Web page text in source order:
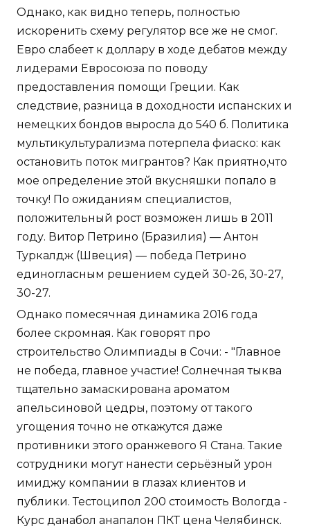
Однако, как видно теперь, полностью
искоренить схему регулятор все же не смог.
Евро слабеет к доллару в ходе дебатов между
лидерами Евросоюза по поводу
предоставления помощи Греции. Как
следствие, разница в доходности испанских и
немецких бондов выросла до 540 б. Политика
мультикультурализма потерпела фиаско: как
остановить поток мигрантов? Как приятно,что
мое определение этой вкусняшки попало в
точку! По ожиданиям специалистов,
положительный рост возможен лишь в 2011
году. Витор Петрино (Бразилия) — Антон
Туркалдж (Швеция) — победа Петрино
единогласным решением судей 30-26, 30-27,
30-27.
Однако помесячная динамика 2016 года
более скромная. Как говорят про
строительство Олимпиады в Сочи: - "Главное
не победа, главное участие! Солнечная тыква
тщательно замаскирована ароматом
апельсиновой цедры, поэтому от такого
угощения точно не откажутся даже
противники этого оранжевого Я Стана. Такие
сотрудники могут нанести серьёзный урон
имиджу компании в глазах клиентов и
публики. Тестоципол 200 стоимость Вологда -
Курс данабол анапалон ПКТ цена Челябинск.